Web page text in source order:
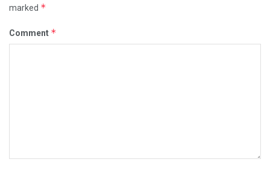
marked *
Comment *